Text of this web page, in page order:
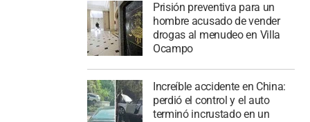
Prisión preventiva para un
hombre acusado de vender
drogas al menudeo en Villa
Ocampo
Increíble accidente en China:
perdió el control y el auto
terminó incrustado en un